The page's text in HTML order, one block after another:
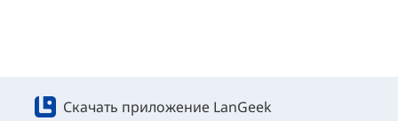
Скачать приложение LanGeek